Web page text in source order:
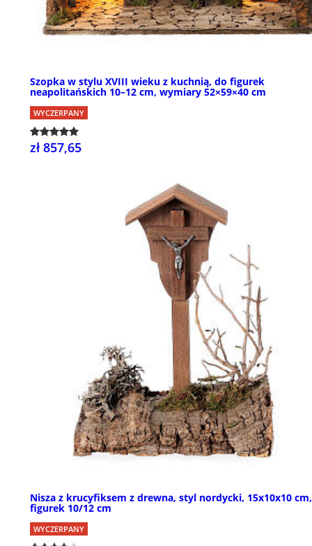
Szopka w stylu XVIII wieku z kuchnią, do figurek
neapolitańskich 10–12 cm, wymiary 52×59×40 cm
WYCZERPANY
zł 857,65
Nisza z krucyfiksem z drewna, styl nordycki, 15x10x10
figurek 10/12 cm
WYCZERPANY